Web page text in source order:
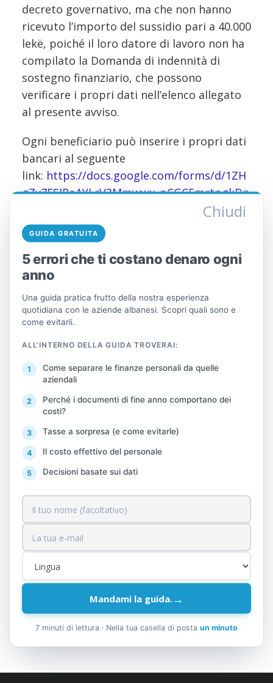
decreto governativo, ma che non hanno
ricevuto l’importo del sussidio pari a 40.000
lekë, poiché il loro datore di lavoro non ha
compilato la Domanda di indennità di
sostegno finanziario, che possono
verificare i propri dati nell’elenco allegato
al presente avviso.
Ogni beneficiario può inserire i propri dati
bancari al seguente
link: https://docs.google.com/forms/d/1ZH
gZv7FSIRoAYLrV3Mmwwx_pCGC5mrtpgkDp
gQfn6wI/viewform?edit_requested=true.
Compilare il modulo con i dati bancari è
semplicissimo e, una volta inviato,
l'importo della prestazione verrà trasferito
automaticamente e senza ritardi.
L'Amministrazione fiscale invita tutte le
persone interessate a verificare i propri
dati nell'elenco allegato e a compilare
coordinate bancarie, al fine di consentire il
rapido trasferimento dell'aiuto finanziario
sul proprio conto.
Fonte:Direzione Generale delle Imposte.
ScaricaElenco delle persone fisiche
Chiudi
GUIDA GRATUITA
5 errori che ti costano denaro ogni
anno
Una guida pratica frutto della nostra esperienza
quotidiana con le aziende albanesi. Scopri quali sono e
come evitarli.
ALL'INTERNO DELLA GUIDA TROVERAI:
Come separare le finanze personali da quelle
aziendali
Perché i documenti di fine anno comportano dei
costi?
Tasse a sorpresa (e come evitarle)
Il costo effettivo del personale
Decisioni basate sui dati
Mandami la guida.→
7 minuti di lettura · Nella tua casella di posta un minuto